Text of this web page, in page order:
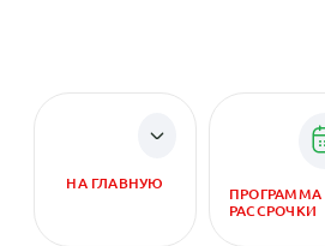
НА ГЛАВНУЮ
ПРОГРАММА
РАССРОЧКИ